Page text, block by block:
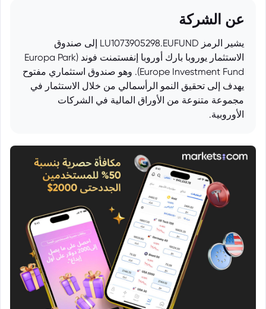
عن الشركة
يشير الرمز LU1073905298.EUFUND إلى صندوق
الاستثمار يوروبا بارك أوروبا إنفستمنت فوند (Europa Park
Europe Investment Fund). وهو صندوق استثماري مفتوح
يهدف إلى تحقيق النمو الرأسمالي من خلال الاستثمار في
مجموعة متنوعة من الأوراق المالية في الشركات
الأوروبية.